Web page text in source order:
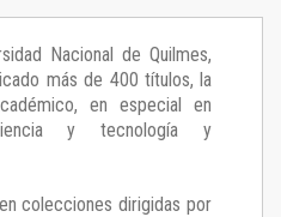
Nacional de Quilmes,
más de 400 títulos, la
en especial en
y tecnología y
colecciones dirigidas por